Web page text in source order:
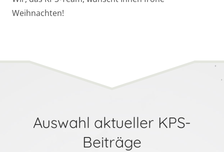
Weihnachten!
Auswahl aktueller KPS-
Beiträge